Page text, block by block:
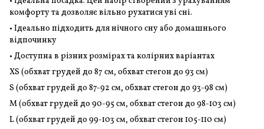
комфорту та дозволяє вільно рухатися уві сні.
• Ідеально підходить для нічного сну або домашнього
відпочинку
• Доступна в різних розмірах та колірних варіантах
XS (обхват грудей до 87 см, обхват стегон до 93 см)
S (обхват грудей до 87-92 см, обхват стегон до 93-98 см)
M (обхват грудей до 90-95 см, обхват стегон до 98-103 см)
L (обхват грудей до 99-103 см, обхват стегон 105-110 см)